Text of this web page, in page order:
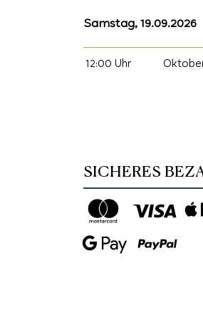
Samstag, 19.09.2026
12:00 Uhr
SICHERES